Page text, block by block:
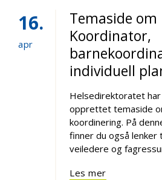
16
apr
Temaside om
Koordinator,
individuell
Helsedirektoratet har
opprettet temaside
koordinering. På
finner du også lenker
veiledere og
Les mer